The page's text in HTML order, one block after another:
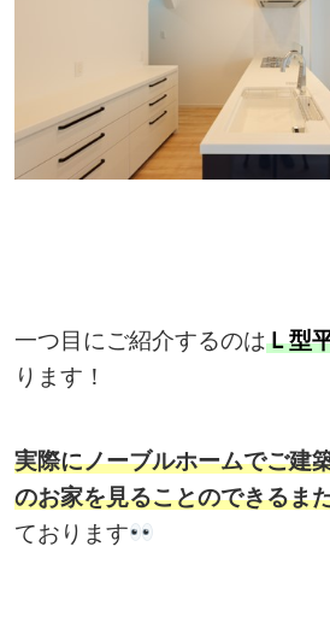
一つ目にご紹介するのはＬ型
ります！
実際にノーブルホームでご建
のお家を見ることのできるま
ております